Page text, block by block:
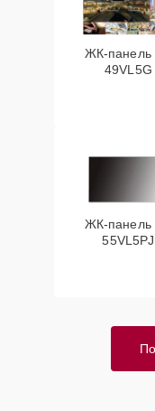
ЖК-панель
49VL5G
ЖК-панель
55VL5PJ